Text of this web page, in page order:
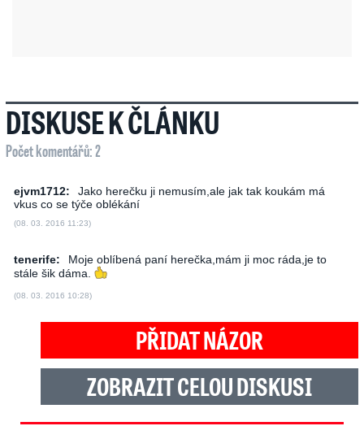
DISKUSE K ČLÁNKU
Počet komentářů: 2
ejvm1712:
Jako herečku ji nemusím,ale jak tak koukám má
vkus co se týče oblékání
(08. 03. 2016 11:23)
tenerife:
Moje oblíbená paní herečka,mám ji moc ráda,je to
stále šik dáma.
(08. 03. 2016 10:28)
PŘIDAT NÁZOR
ZOBRAZIT CELOU DISKUSI